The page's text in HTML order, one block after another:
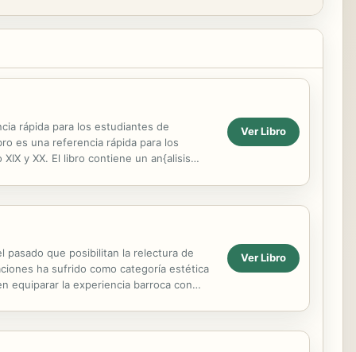
rápida para los estudiantes de
es una referencia rápida para los
y XX. El libro contiene un an{alisis
Ver Libro
pasado que posibilitan la relectura de
ha sufrido como categoría estética
equiparar la experiencia barroca con
Ver Libro